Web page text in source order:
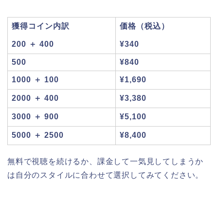
獲得コイン内訳 価格（税込）
200 ＋ 400 ¥340
500 ¥840
1000 ＋ 100 ¥1,690
2000 ＋ 400 ¥3,380
3000 ＋ 900 ¥5,100
5000 ＋ 2500 ¥8,400
無料で視聴を続けるか、課金して一気見してしまうか
は自分のスタイルに合わせて選択してみてください。